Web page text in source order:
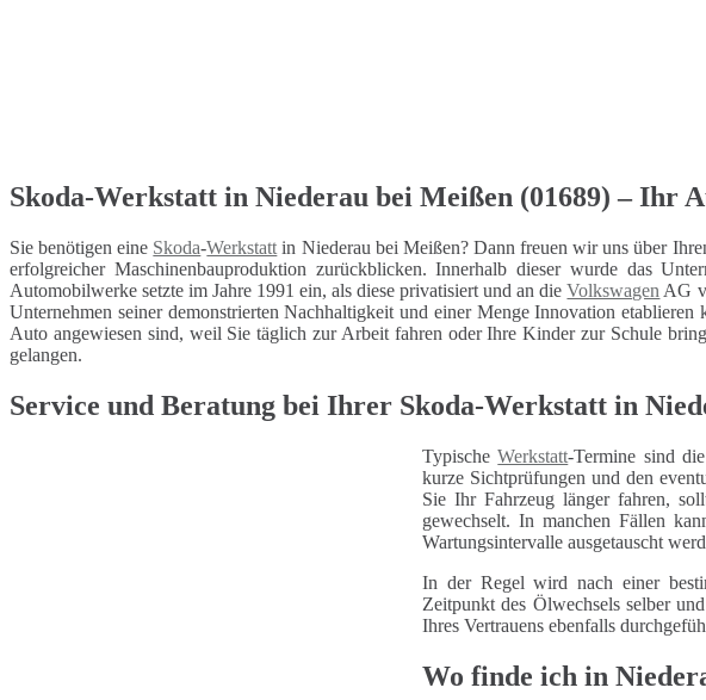
Skoda-Werkstatt in Niederau bei Meißen (01689) – Ihr
Sie benötigen eine Skoda-Werkstatt in Niederau bei Meißen? Dann freuen wir uns über
erfolgreicher Maschinenbauproduktion zurückblicken. Innerhalb dieser wurde das
Automobilwerke setzte im Jahre 1991 ein, als diese privatisiert und an dieVolkswagen AG
Unternehmen seiner demonstrierten Nachhaltigkeit und einer Menge Innovation etablieren
Auto angewiesen sind, weil Sie täglich zur Arbeit fahren oder Ihre Kinder zur Schule
gelangen.
Service und Beratung bei Ihrer Skoda-Werkstatt in
TypischeWerkstatt-Termine sind
kurze Sichtprüfungen und den
Sie Ihr Fahrzeug länger fahren,
gewechselt. In manchen Fällen
Wartungsintervalle ausgetauscht
In der Regel wird nach einer
Zeitpunkt des Ölwechsels selber
Ihres Vertrauens ebenfalls
Wo finde ich in